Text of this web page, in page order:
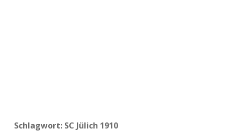
Schlagwort: SC Jülich 1910